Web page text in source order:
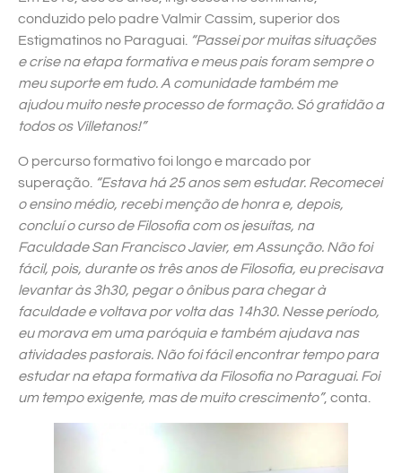
conduzido pelo padre Valmir Cassim, superior dos
Estigmatinos no Paraguai. “Passei por muitas situações
e crise na etapa formativa e meus pais foram sempre o
meu suporte em tudo. A comunidade também me
ajudou muito neste processo de formação. Só gratidão a
todos os Villetanos!”
O percurso formativo foi longo e marcado por
superação. “Estava há 25 anos sem estudar. Recomecei
o ensino médio, recebi menção de honra e, depois,
concluí o curso de Filosofia com os jesuítas, na
Faculdade San Francisco Javier, em Assunção. Não foi
fácil, pois, durante os três anos de Filosofia, eu precisava
levantar às 3h30, pegar o ônibus para chegar à
faculdade e voltava por volta das 14h30. Nesse período,
eu morava em uma paróquia e também ajudava nas
atividades pastorais. Não foi fácil encontrar tempo para
estudar na etapa formativa da Filosofia no Paraguai. Foi
um tempo exigente, mas de muito crescimento”, conta.